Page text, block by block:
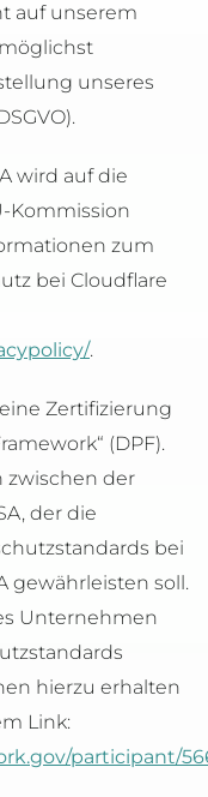
auf unserem
unseres
wird auf die
Kommission
zum
bei Cloudflare
.
Zertifizierung
(DPF).
zwischen der
der die
bei
gewährleisten soll.
Unternehmen
hierzu erhalten
Link:
participant/